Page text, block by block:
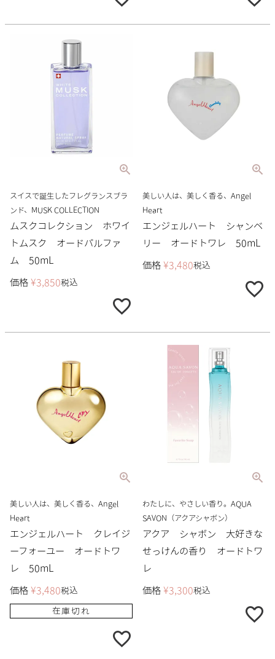
スイスで誕生したフレグランスブラ
ンド、MUSK COLLECTION
ムスクコレクション ホワイ
トムスク オードパルファ
ム 50mL
価格 ¥3,850税込
美しい人は、美しく香る、Angel
Heart
エンジェルハート シャンベ
リー オードトワレ 50mL
価格 ¥3,480税込
美しい人は、美しく香る、Angel
Heart
エンジェルハート クレイジ
ーフォーユー オードトワ
レ 50mL
価格 ¥3,480税込
在庫切れ
わたしに、やさしい香り。AQUA
SAVON（アクアシャボン）
アクア シャボン 大好きな
せっけんの香り オードトワ
レ
価格 ¥3,300税込